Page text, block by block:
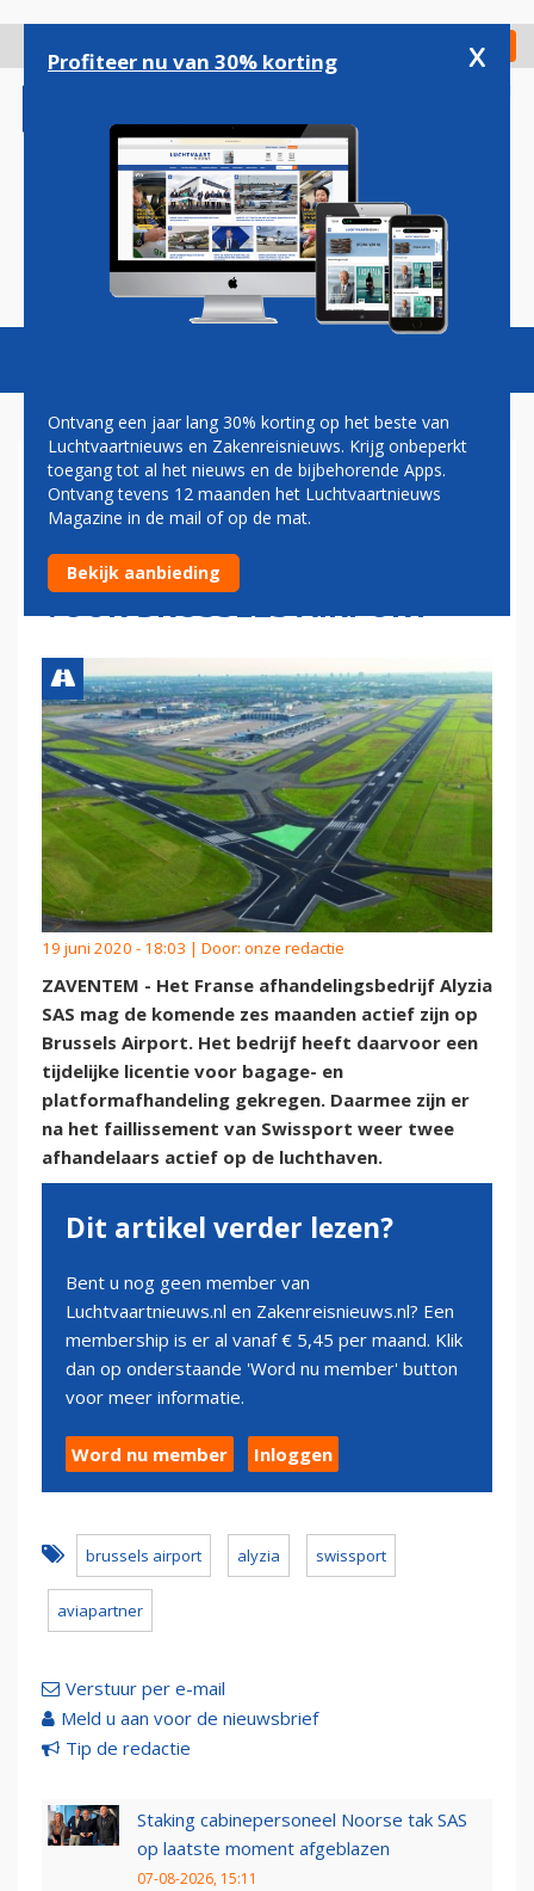
gaan
Check in
Magazine Podcasts Vacatures
FRANS
AFHANDELINGSBEDRIJF
KRIJGT TIJDELIJKE LICENTIE
VOOR BRUSSELS AIRPORT
19 juni 2020 - 18:03 | Door: onze redactie
ZAVENTEM - Het Franse afhandelingsbedrijf Alyzia
SAS mag de komende zes maanden actief zijn op
Brussels Airport. Het bedrijf heeft daarvoor een
tijdelijke licentie voor bagage- en
platformafhandeling gekregen. Daarmee zijn er
na het faillissement van Swissport weer twee
afhandelaars actief op de luchthaven.
Dit artikel verder lezen?
Bent u nog geen member van
Luchtvaartnieuws.nl en Zakenreisnieuws.nl? Een
membership is er al vanaf € 5,45 per maand. Klik
dan op onderstaande 'Word nu member' button
voor meer informatie.
Word nu member Inloggen
brussels airport alyzia swissport
aviapartner
Verstuur per e-mail
Meld u aan voor de nieuwsbrief
Tip de redactie
Staking cabinepersoneel Noorse tak SAS
op laatste moment afgeblazen
07-08-2026, 15:11
Profiteer nu van 30% korting x
Ontvang een jaar lang 30% korting op het beste van
Luchtvaartnieuws en Zakenreisnieuws. Krijg onbeperkt
toegang tot al het nieuws en de bijbehorende Apps.
Ontvang tevens 12 maanden het Luchtvaartnieuws
Magazine in de mail of op de mat.
Bekijk aanbieding